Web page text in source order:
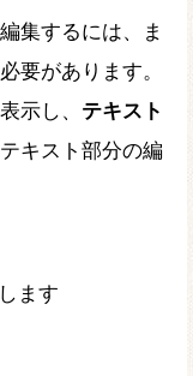
集するには、ま
要があります。
示し、 テキスト
キスト部分の編
ます